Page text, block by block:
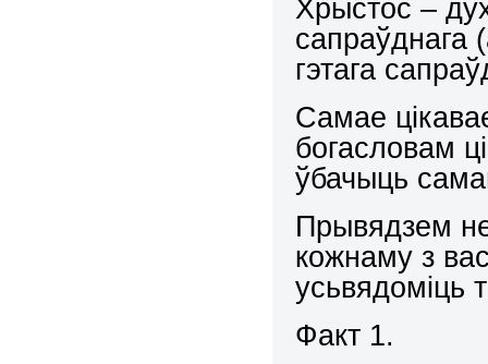
Хрыстос –
гэтага
Самае
богасловам
ўбачыць
Прывядзем
кожнаму з
усьвядоміць
Факт 1.